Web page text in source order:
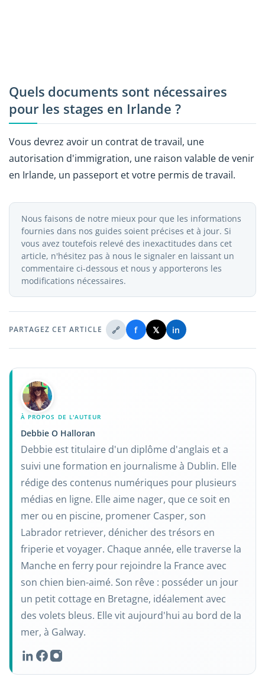
Quels documents sont nécessaires
pour les stages en Irlande ?
Vous devrez avoir un contrat de travail, une
autorisation d'immigration, une raison valable de venir
en Irlande, un passeport et votre permis de travail.
Nous faisons de notre mieux pour que les informations
fournies dans nos guides soient précises et à jour. Si
vous avez toutefois relevé des inexactitudes dans cet
article, n'hésitez pas à nous le signaler en laissant un
commentaire ci-dessous et nous y apporterons les
modifications nécessaires.
PARTAGEZ CET ARTICLE 🔗 f 𝕏 in
À PROPOS DE L'AUTEUR
Debbie O Halloran
Debbie est titulaire d'un diplôme d'anglais et a
suivi une formation en journalisme à Dublin. Elle
rédige des contenus numériques pour plusieurs
médias en ligne. Elle aime nager, que ce soit en
mer ou en piscine, promener Casper, son
Labrador retriever, dénicher des trésors en
friperie et voyager. Chaque année, elle traverse la
Manche en ferry pour rejoindre la France avec
son chien bien-aimé. Son rêve : posséder un jour
un petit cottage en Bretagne, idéalement avec
des volets bleus. Elle vit aujourd'hui au bord de la
mer, à Galway.